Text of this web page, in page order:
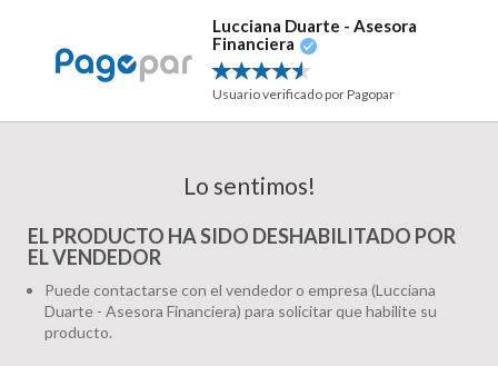
Lucciana Duarte - Asesora
Financiera
Usuario verificado por Pagopar
Lo sentimos!
EL PRODUCTO HA SIDO DESHABILITADO POR
EL VENDEDOR
Puede contactarse con el vendedor o empresa (Lucciana
Duarte - Asesora Financiera) para solicitar que habilite su
producto.